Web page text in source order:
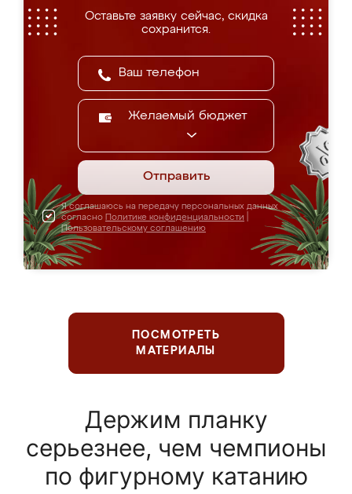
Оставьте заявку сейчас, скидка
сохранится.
Желаемый бюджет
Отправить
Я соглашаюсь на передачу персональных данных
согласно Политике конфиденциальности
Пользовательскому соглашению
ПОСМОТРЕТЬ
МАТЕРИАЛЫ
Держим планку
серьезнее, чем чемпионы
по фигурному катанию